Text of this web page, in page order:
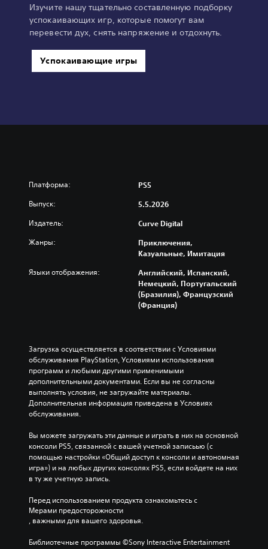
Изучите нашу тщательно составленную подборку
успокаивающих игр, которые помогут вам
перевести дух, снять напряжение и отдохнуть.
Успокаивающие игры
Платформа: PS5
Выпуск: 5.5.2026
Издатель: Curve Digital
Жанры:
Приключения,
Казуальные, Имитация
Языки отображения:
Английский, Испанский,
Немецкий, Португальский
(Бразилия), Французский
(Франция)
Загрузка осуществляется в соответствии с Условиями
обслуживания PlayStation, Условиями использования
программ и любыми другими применимыми
дополнительными документами. Если вы не согласны
выполнять условия, не загружайте материалы.
Дополнительная информация приведена в Условиях
обслуживания.
Вы можете загружать эти данные и играть в них на основной
консоли PS5, связанной с вашей учетной записьью (с
помощью настройки «Общий доступ к консоли и автономная
игра») и на любых других консолях PS5, если войдете на них
в ту же учетную запись.
Перед использованием продукта ознакомьтесь с
Мерами предосторожности
, важными для вашего здоровья.
Библиотечные программы ©Sony Interactive Entertainment